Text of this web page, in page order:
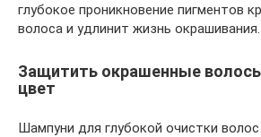
глубокое проникновение пигментов
волоса и удлинит жизнь окрашивания.
Защитить окрашенные
цвет
Шампуни для глубокой очистки